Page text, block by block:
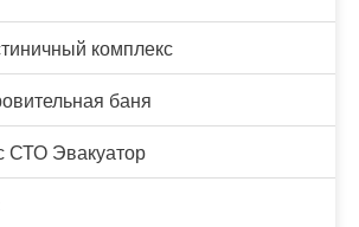
комплекс
баня
СТО Эвакуатор